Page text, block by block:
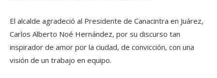
El alcalde agradeció al Presidente de Canacintra en Juárez,
Carlos Alberto Noé Hernández, por su discurso tan
inspirador de amor por la ciudad, de convicción, con una
visión de un trabajo en equipo.